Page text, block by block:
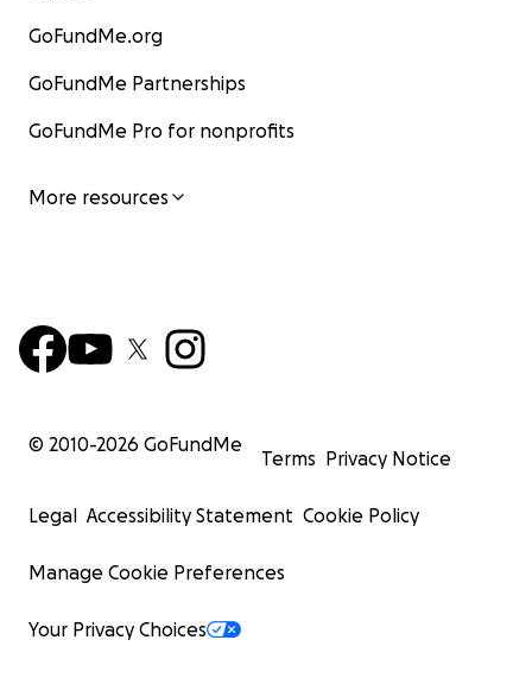
GoFundMe.org
GoFundMe Partnerships
GoFundMe Pro for nonprofits
More resources
© 2010-2026 GoFundMe
Terms Privacy Notice
Legal Accessibility Statement Cookie Policy
Manage Cookie Preferences
Your Privacy Choices